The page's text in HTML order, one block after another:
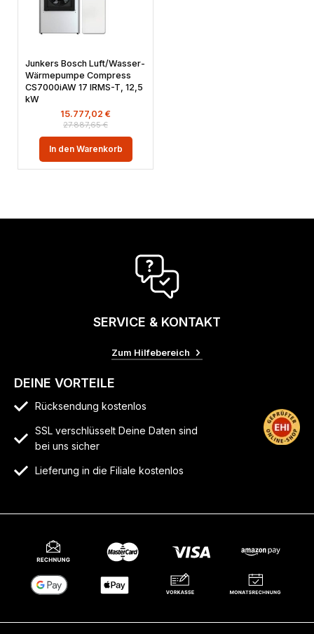
Junkers Bosch Luft/Wasser-
Wärmepumpe Compress
CS7000iAW 17 IRMS-T, 12,5
kW
27.887,65€
15.777,02 €
In den Warenkorb
SERVICE & KONTAKT
Zum Hilfebereich
DEINE VORTEILE
Rücksendung kostenlos
SSL verschlüsselt Deine Daten sind
bei uns sicher
Lieferung in die Filiale kostenlos